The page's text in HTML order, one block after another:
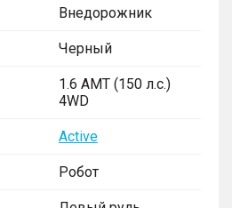
Внедорожник
Черный
1.6 AMT (150 л.с.)
4WD
Active
Робот